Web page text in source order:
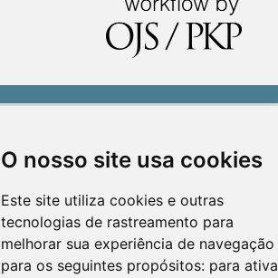
O nosso site usa cookies
Este site utiliza cookies e outras
tecnologias de rastreamento para
melhorar sua experiência de navegação
para os seguintes propósitos: para